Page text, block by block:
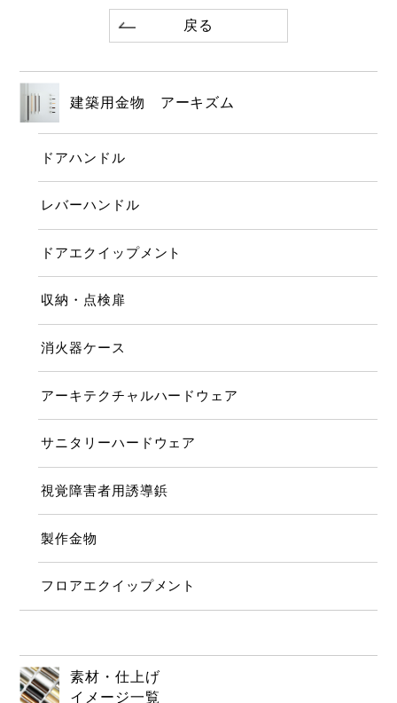
戻る
建築用金物 アーキズム
ドアハンドル
レバーハンドル
ドアエクイップメント
収納・点検扉
消火器ケース
アーキテクチャルハードウェア
サニタリーハードウェア
視覚障害者用誘導鋲
製作金物
フロアエクイップメント
素材・仕上げ
イメージ一覧